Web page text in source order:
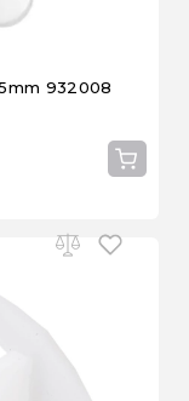
932008